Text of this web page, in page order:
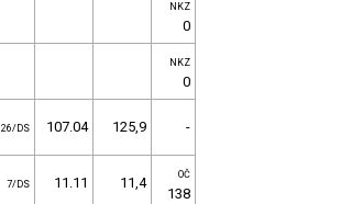
NKZ
0
NKZ
0
26/DS 107.04 125,9 -
7/DS 11.11 11,4 OČ
138